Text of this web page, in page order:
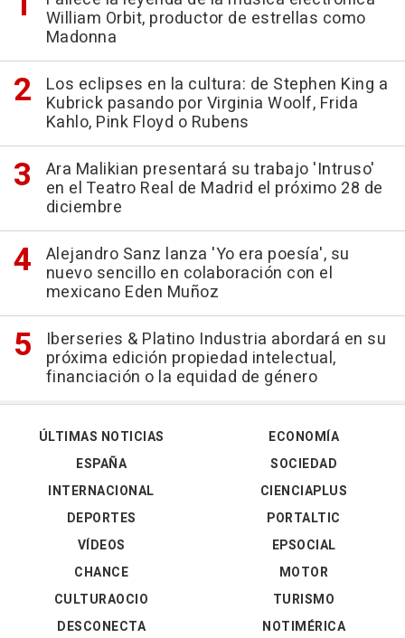
William Orbit, productor de estrellas como
Madonna
Los eclipses en la cultura: de Stephen King a
Kubrick pasando por Virginia Woolf, Frida
Kahlo, Pink Floyd o Rubens
Ara Malikian presentará su trabajo 'Intruso'
en el Teatro Real de Madrid el próximo 28 de
diciembre
Alejandro Sanz lanza 'Yo era poesía', su
nuevo sencillo en colaboración con el
mexicano Eden Muñoz
Iberseries & Platino Industria abordará en su
próxima edición propiedad intelectual,
financiación o la equidad de género
ÚLTIMAS NOTICIAS
ESPAÑA
INTERNACIONAL
DEPORTES
VÍDEOS
ECONOMÍA
SOCIEDAD
CIENCIAPLUS
PORTALTIC
EPSOCIAL
CHANCE
CULTURAOCIO
DESCONECTA
MOTOR
TURISMO
NOTIMÉRICA